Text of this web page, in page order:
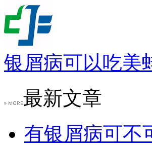
银屑病可以吃美
最新文章
有银屑病可不